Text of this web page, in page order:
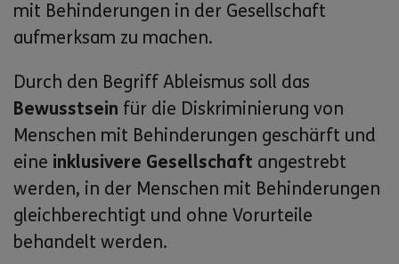
mit Behinderungen in der Gesellschaft
aufmerksam zu machen.
Durch den Begriff Ableismus soll das
Bewusstsein für die Diskriminierung von
Menschen mit Behinderungen geschärft und
eine inklusivere Gesellschaft angestrebt
werden, in der Menschen mit Behinderungen
gleichberechtigt und ohne Vorurteile
behandelt werden.